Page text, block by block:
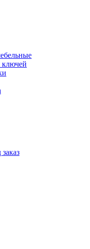
ключей